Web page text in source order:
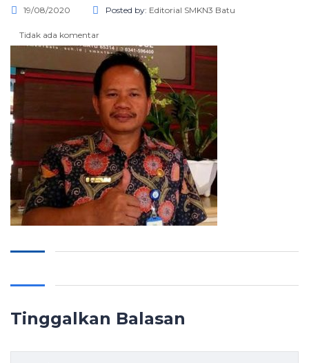
19/08/2020 Posted by: Editorial SMKN3 Batu
Tidak ada komentar
Tinggalkan Balasan